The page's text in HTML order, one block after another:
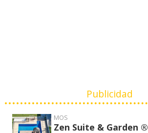
Publicidad
MOS
Zen Suite & Garden ®